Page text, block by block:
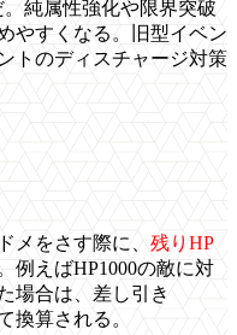
純属性強化や限界突破
やすくなる。旧型イベン
トのディスチャージ対策
メをさす際に、 残りHP
例えばHP1000の敵に対
場合は、差し引き
換算される。